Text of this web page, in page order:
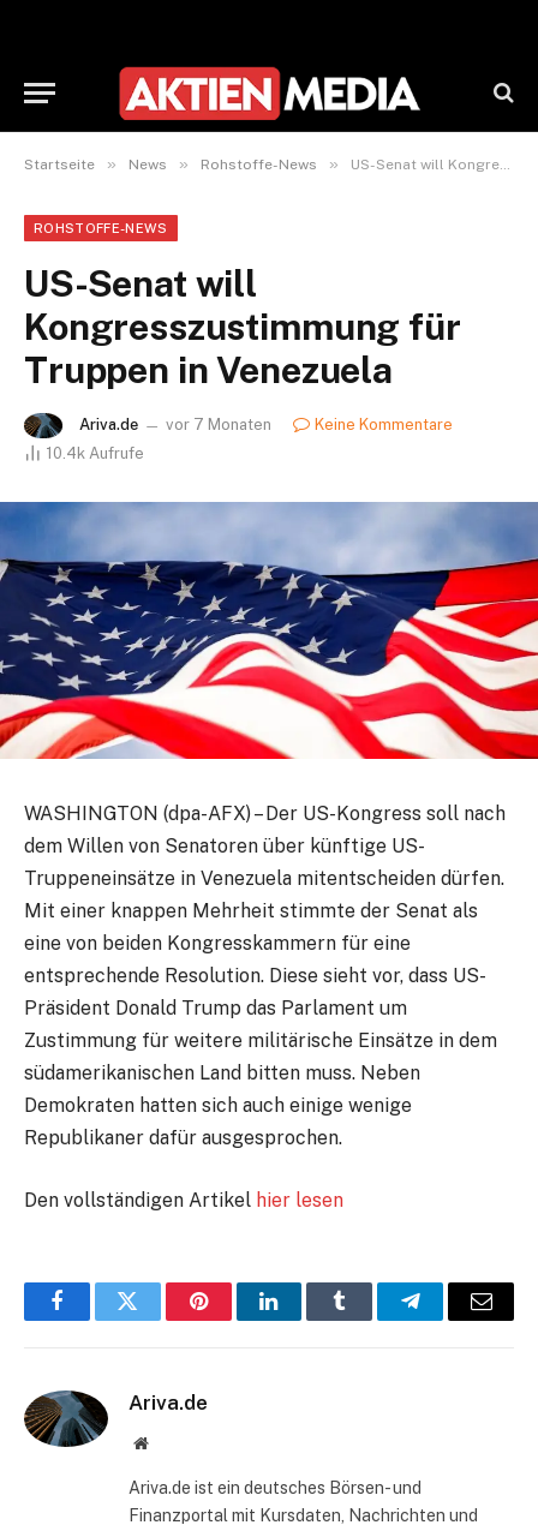
Startseite » News » Rohstoffe-News » US-Senat will Kongresszustimmung für Truppen in Venezuela
ROHSTOFFE-NEWS
US-Senat will
Kongresszustimmung für
Truppen in Venezuela
Ariva.de vor 7 Monaten
Keine Kommentare
10.4k Aufrufe
WASHINGTON (dpa-AFX) – Der US-Kongress soll nach
dem Willen von Senatoren über künftige US-
Truppeneinsätze in Venezuela mitentscheiden dürfen.
Mit einer knappen Mehrheit stimmte der Senat als
eine von beiden Kongresskammern für eine
entsprechende Resolution. Diese sieht vor, dass US-
Präsident Donald Trump das Parlament um
Zustimmung für weitere militärische Einsätze in dem
südamerikanischen Land bitten muss. Neben
Demokraten hatten sich auch einige wenige
Republikaner dafür ausgesprochen.
Den vollständigen Artikel hier lesen
FacebookTwitter PinterestLinkedInTumblr TelegramE-
Ariva.de
Website
Ariva.de ist ein deutsches Börsen- und
Finanzportal mit Kursdaten, Nachrichten und